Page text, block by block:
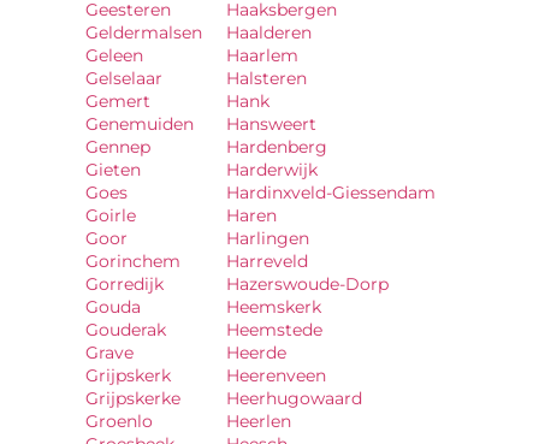
Geesteren
Geldermalsen
Geleen
Gelselaar
Gemert
Genemuiden
Gennep
Gieten
Goes
Goirle
Goor
Gorinchem
Gorredijk
Gouda
Gouderak
Grave
Grijpskerk
Grijpskerke
Groenlo
Haaksbergen
Haalderen
Haarlem
Halsteren
Hank
Hansweert
Hardenberg
Harderwijk
Hardinxveld-Giessendam
Haren
Harlingen
Harreveld
Hazerswoude-Dorp
Heemskerk
Heemstede
Heerde
Heerenveen
Heerhugowaard
Heerlen